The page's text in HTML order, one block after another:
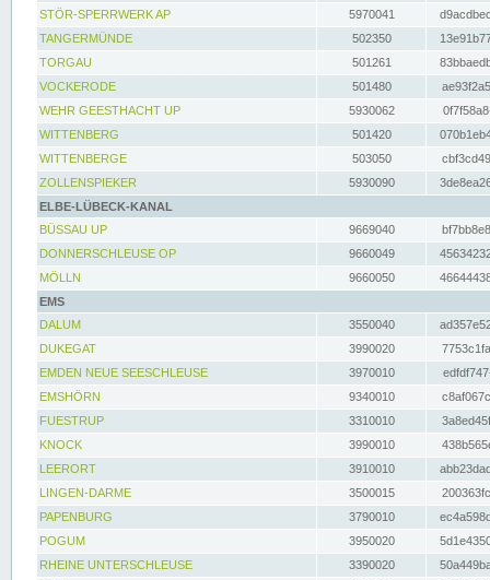
STÖR-SPERRWERK AP 5970041
TANGERMÜNDE
502350
TORGAU
501261
VOCKERODE
501480
WEHR GEESTHACHT UP
5930062
WITTENBERG
501420
WITTENBERGE
503050
ZOLLENSPIEKER
5930090
ELBE-LÜBECK-KANAL
BÜSSAU UP
9669040
DONNERSCHLEUSE OP
9660049
MÖLLN
9660050
EMS
DALUM
3550040
DUKEGAT
3990020
EMDEN NEUE SEESCHLEUSE
3970010
EMSHÖRN
9340010
FUESTRUP
3310010
KNOCK
3990010
LEERORT
3910010
LINGEN-DARME
3500015
PAPENBURG
3790010
POGUM
3950020
RHEINE UNTERSCHLEUSE
3390020